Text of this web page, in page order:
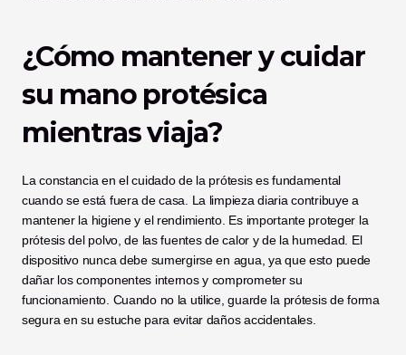
¿Cómo mantener y cuidar
su mano protésica
mientras viaja?
La constancia en el cuidado de la prótesis es fundamental
cuando se está fuera de casa. La limpieza diaria contribuye a
mantener la higiene y el rendimiento. Es importante proteger la
prótesis del polvo, de las fuentes de calor y de la humedad. El
dispositivo nunca debe sumergirse en agua, ya que esto puede
dañar los componentes internos y comprometer su
funcionamiento. Cuando no la utilice, guarde la prótesis de forma
segura en su estuche para evitar daños accidentales.